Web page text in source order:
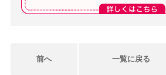
前へ 一覧に戻る